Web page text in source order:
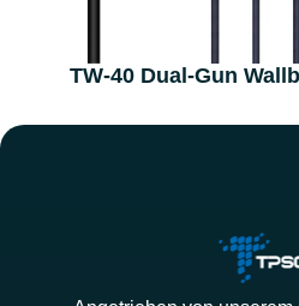
TW-40 Dual-Gun